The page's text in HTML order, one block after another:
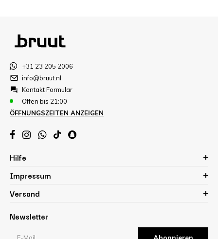
+31 23 205 2006
info@bruut.nl
Kontakt Formular
Offen bis 21:00
ÖFFNUNGSZEITEN ANZEIGEN
Hilfe
Impressum
Versand
Newsletter